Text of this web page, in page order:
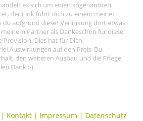
es sich um einen sogenannten
der Link führt dich zu einem meiner
du aufgrund dieser Verlinkung dort etwas
Partner als Dankeschön für diese
Dies hat für Dich
Auswirkungen auf den Preis. Du
den weiteren Ausbau und die Pflege
Dank :-)
| Kontakt | Impressum | Datenschutz